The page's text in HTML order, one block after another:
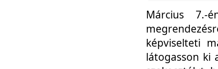
Március 7.-
képviselteti
látogasson ki